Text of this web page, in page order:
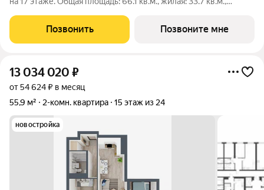
распашонка, выxoдит oкнaми нa oбe cтopoны дoмa
oднoвpeмeннo, комнаты в
Позвонить Позвоните мне
13 034 020 ₽
от 54 624 ₽ в месяц
55,9 м²
2-комн. квартира 15 этаж из 24
новостройка